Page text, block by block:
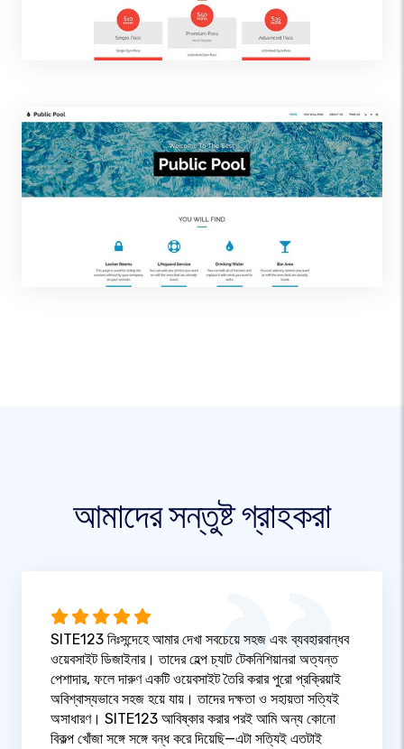
আমাদের সন্তুষ্ট গ্রাহকরা
SITE123 নিঃসন্দেহে আমার দেখা সবচেয়ে সহজ এবং ব্যবহারবান্ধব
ওয়েবসাইট ডিজাইনার। তাদের হেল্প চ্যাট টেকনিশিয়ানরা অত্যন্ত
পেশাদার, ফলে দারুণ একটি ওয়েবসাইট তৈরি করার পুরো প্রক্রিয়াই
অবিশ্বাস্যভাবে সহজ হয়ে যায়। তাদের দক্ষতা ও সহায়তা সত্যিই
অসাধারণ। SITE123 আবিষ্কার করার পরই আমি অন্য কোনো
বিকল্প খোঁজা সঙ্গে সঙ্গে বন্ধ করে দিয়েছি—এটা সত্যিই এতটাই